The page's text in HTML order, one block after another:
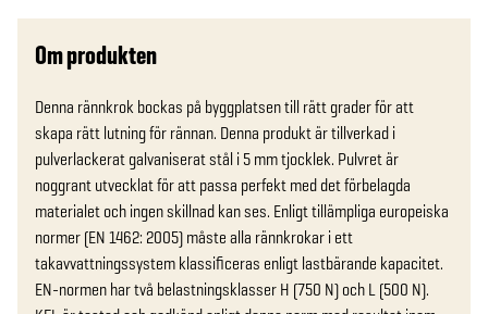
Om produkten
Denna rännkrok bockas på byggplatsen till rätt grader för att
skapa rätt lutning för rännan. Denna produkt är tillverkad i
pulverlackerat galvaniserat stål i 5 mm tjocklek. Pulvret är
noggrant utvecklat för att passa perfekt med det förbelagda
materialet och ingen skillnad kan ses. Enligt tillämpliga europeiska
normer (EN 1462: 2005) måste alla rännkrokar i ett
takavvattningssystem klassificeras enligt lastbärande kapacitet.
EN-normen har två belastningsklasser H (750 N) och L (500 N).